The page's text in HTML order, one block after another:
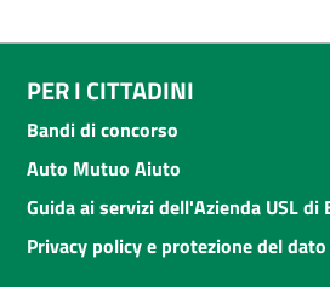
PER I CITTADINI
Bandi di concorso
Auto Mutuo Aiuto
Guida ai servizi dell'Azienda USL di
Privacy policy e protezione del